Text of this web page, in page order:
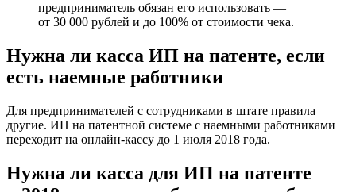
предприниматель обязан его использовать —
от 30 000 рублей и до 100% от стоимости чека.
Нужна ли касса ИП на патенте, если
есть наемные работники
Для предпринимателей с сотрудниками в штате правила
другие. ИП на патентной системе с наемными работниками
переходит на онлайн-кассу до 1 июля 2018 года.
Нужна ли касса для ИП на патенте